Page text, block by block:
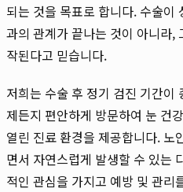
되는 것을 목표로 합니다. 수술이
과의 관계가 끝나는 것이 아니라,
작된다고 믿습니다.
저희는 수술 후 정기 검진 기간이
제든지 편안하게 방문하여 눈 건
열린 진료 환경을 제공합니다. 노
면서 자연스럽게 발생할 수 있는
적인 관심을 가지고 예방 및 관리